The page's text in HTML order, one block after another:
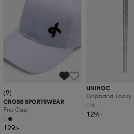
(9)
CROSS SPORTSWEAR
Fnc Cap
129:-
UNIHOC
Gripband Tacky
129:-